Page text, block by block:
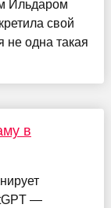
Ильдаром
свой
одна такая
в
—